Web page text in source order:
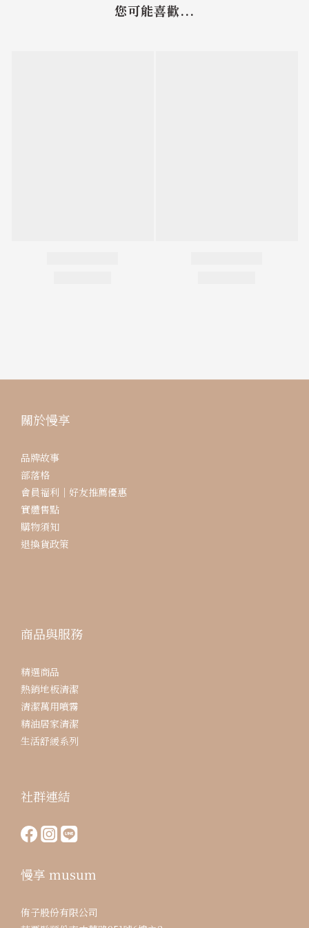
您可能喜歡...
關於慢享
品牌故事
部落格
會員福利｜好友推薦優惠
實體售點
購物須知
退換貨政策
商品與服務
精選商品
熱銷地板清潔
清潔萬用噴霧
精油居家清潔
生活舒緩系列
社群連結
慢享 musum
侑子股份有限公司